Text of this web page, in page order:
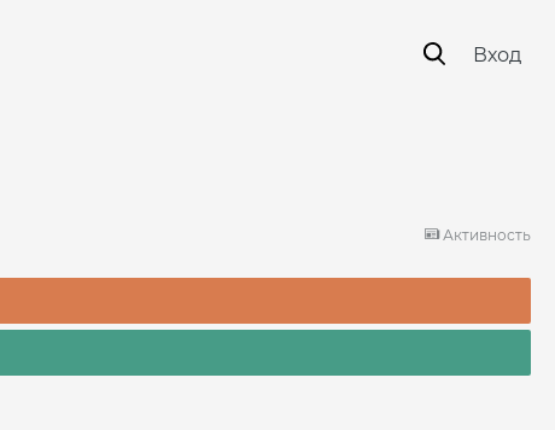
Вход
Активность